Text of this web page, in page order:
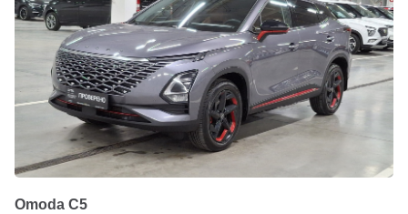
Omoda C5